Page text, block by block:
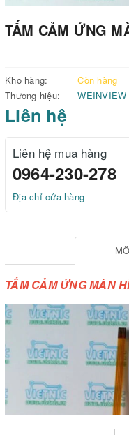
TẤM CẢM ỨNG
Kho hàng:
Còn hàng
Thương hiệu:
WEINVIEW
Liên hệ
Liên hệ mua hàng
0964-230-278
Địa chỉ cửa hàng
TẤM CẢM ỨNG MÀN